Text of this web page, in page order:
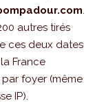
.
autres tirés
ces deux dates
France
foyer (même
IP).